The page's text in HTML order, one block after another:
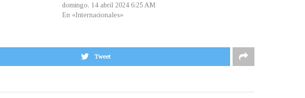
domingo, 14 abril 2024 6:25 AM
En «Internacionales»
Tweet